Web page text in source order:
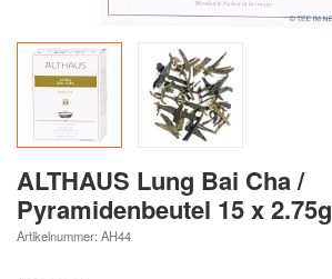
ALTHAUS Lung Bai Cha /
Pyramidenbeutel 15 x 2.75g
Artikelnummer: AH44